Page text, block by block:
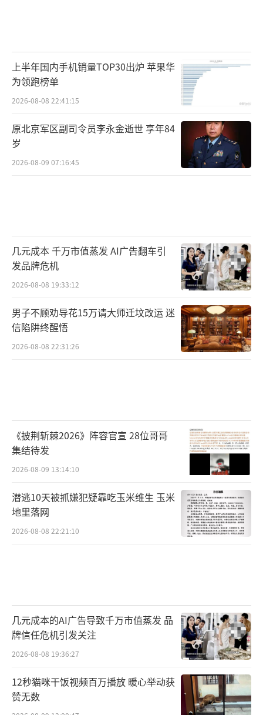
上半年国内手机销量TOP30出炉 苹果华
为领跑榜单
2026-08-08 22:41:15
原北京军区副司令员李永金逝世 享年84
岁
2026-08-09 07:16:45
几元成本 千万市值蒸发 AI广告翻车引
发品牌危机
2026-08-08 19:33:12
男子不顾劝导花15万请大师迁坟改运 迷
信陷阱终醒悟
2026-08-08 22:31:26
《披荆斩棘2026》阵容官宣 28位哥哥
集结待发
2026-08-09 13:14:10
潜逃10天被抓嫌犯疑靠吃玉米维生 玉米
地里落网
2026-08-08 22:21:10
几元成本的AI广告导致千万市值蒸发 品
牌信任危机引发关注
2026-08-08 19:36:27
12秒猫咪干饭视频百万播放 暖心举动获
赞无数